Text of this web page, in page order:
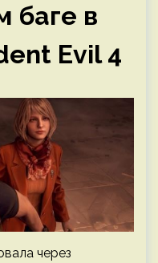
баге в
Evil 4
через